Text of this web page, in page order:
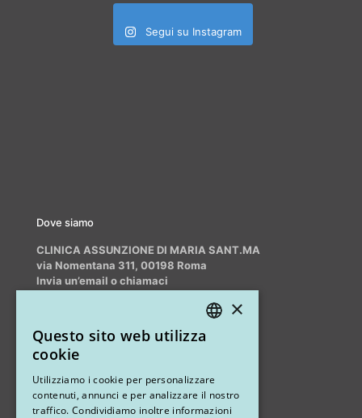
Segui su Instagram
Dove siamo
CLINICA ASSUNZIONE DI MARIA SANT.MA
via Nomentana 311, 00198 Roma
Invia un’email o chiamaci
Altri studi
STUDIO MARIANETTI MED
×
Questo sito web utilizza
cookie
Utilizziamo i cookie per personalizzare
contenuti, annunci e per analizzare il nostro
traffico. Condividiamo inoltre informazioni